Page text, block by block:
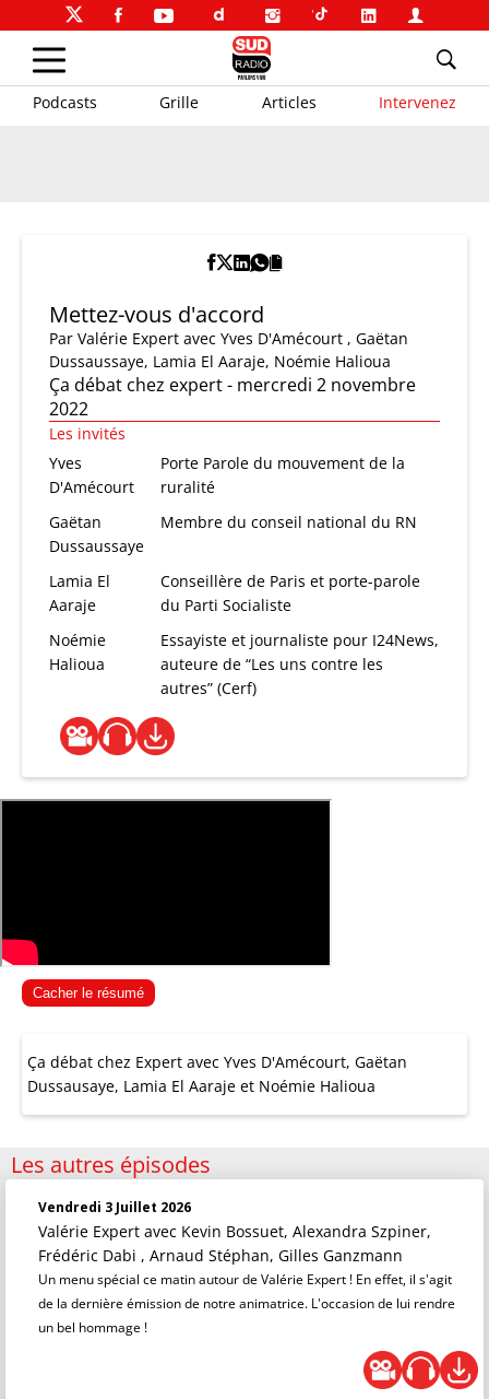
Podcasts Grille Articles Intervenez
Mettez-vous d'accord
Par Valérie Expert avec Yves D'Amécourt , Gaëtan
Dussaussaye, Lamia El Aaraje, Noémie Halioua
Ça débat chez expert - mercredi 2 novembre
2022
Les invités
Yves
D'Amécourt
Porte Parole du mouvement de la
ruralité
Gaëtan
Dussaussaye
Membre du conseil national du RN
Lamia El
Aaraje
Conseillère de Paris et porte-parole
du Parti Socialiste
Noémie
Halioua
Essayiste et journaliste pour I24News,
auteure de “Les uns contre les
autres” (Cerf)
Cacher le résumé
Ça débat chez Expert avec Yves D'Amécourt, Gaëtan
Dussausaye, Lamia El Aaraje et Noémie Halioua
Les autres épisodes
Vendredi 3 Juillet 2026
Valérie Expert avec Kevin Bossuet, Alexandra Szpiner,
Frédéric Dabi , Arnaud Stéphan, Gilles Ganzmann
Un menu spécial ce matin autour de Valérie Expert ! En effet, il s'agit
de la dernière émission de notre animatrice. L'occasion de lui rendre
un bel hommage !